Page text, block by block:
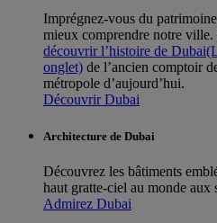
Imprégnez-vous du
mieux comprendre notre ville.
découvrir l’histoire de Dubai
onglet) de l’ancien comptoir
métropole d’aujourd’hui.
Découvrir Dubai
Architecture de Dubai
Découvrez les bâtiments
haut gratte-ciel au monde aux
Admirez Dubai